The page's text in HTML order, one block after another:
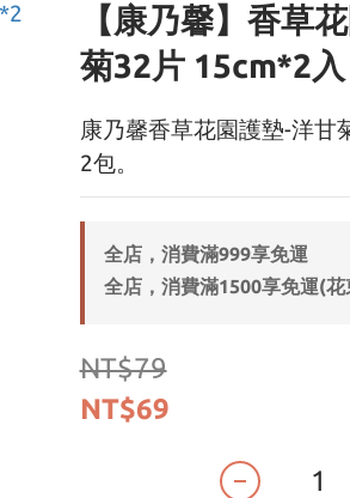
【康乃馨】香草
菊32片 15cm*2入
康乃馨香草花園護墊-洋甘
2包。
全店，消費滿999享免運
全店，消費滿1500享免運(
NT$79
NT$69